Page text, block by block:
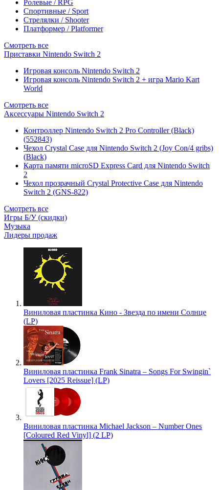
Ролевые / RPG
Спортивные / Sport
Стрелялки / Shooter
Платформер / Platformer
Смотреть все
Приставки Nintendo Switch 2
Игровая консоль Nintendo Switch 2
Игровая консоль Nintendo Switch 2 + игра Mario Kart
World
Смотреть все
Аксессуары Nintendo Switch 2
Контроллер Nintendo Switch 2 Pro Controller (Black)
(552843)
Чехол Сrystal Сase для Nintendo Switch 2 (Joy Con/4 gribs)
(Black)
Карта памяти microSD Express Card для Nintendo Switch
2
Чехол прозрачный Crystal Protective Case для Nintendo
Switch 2 (GNS-822)
Смотреть все
Игры Б/У (скидки)
Музыка
Лидеры продаж
Виниловая пластинка Кино - Звезда по имени Солнце
(LP)
Виниловая пластинка Frank Sinatra – Songs For Swingin`
Lovers [2025 Reissue] (LP)
Виниловая пластинка Michael Jackson – Number Ones
[Coloured Red Vinyl] (2 LP)